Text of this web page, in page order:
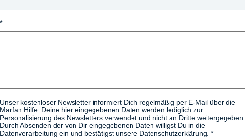
Unser kostenloser Newsletter informiert Dich regelmäßig per E-Mail über die
Marfan Hilfe. Deine hier eingegebenen Daten werden lediglich zur
Personalisierung des Newsletters verwendet und nicht an Dritte weitergegeben.
Durch Absenden der von Dir eingegebenen Daten willigst Du in die
Datenverarbeitung ein und bestätigst unsere Datenschutzerklärung.